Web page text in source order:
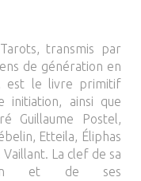
transmis par
de génération en
est le livre primitif
initiation, ainsi que
Guillaume Postel,
Etteila, Éliphas
Vaillant. La clef de sa
et de ses